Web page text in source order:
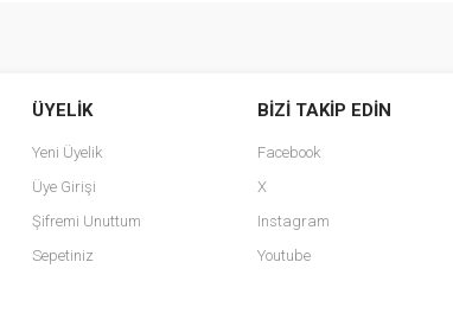
ÜYELİK
Yeni Üyelik
Üye Girişi
Şifremi Unuttum
Sepetiniz
BİZİ TAKİP EDİN
Facebook
X
Instagram
Youtube